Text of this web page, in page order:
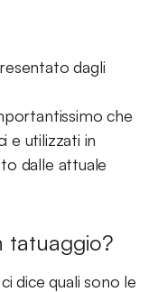
dagli
che
e utilizzati in
dalle attuale
tatuaggio?
dice quali sono le